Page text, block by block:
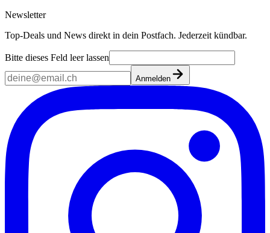
Newsletter
Top-Deals und News direkt in dein Postfach. Jederzeit kündbar.
Bitte dieses Feld leer lassen
Anmelden